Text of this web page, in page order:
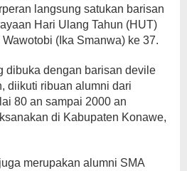
langsung satukan barisan
Hari Ulang Tahun (HUT)
Wawotobi (Ika Smanwa) ke 37.
dibuka dengan barisan devile
diikuti ribuan alumni dari
80 an sampai 2000 an
di Kabupaten Konawe,
merupakan alumni SMA